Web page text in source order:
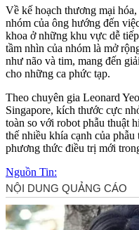
Về kế hoạch thương mại
nhóm của ông hướng đến
khoa ở những khu vực dễ
tầm nhìn của nhóm là mở
như não và tim, mang đến
cho những ca phức tạp.
Theo chuyên gia Leonard
Singapore, kích thước cực
toàn so với robot phẫu thuật
thế nhiều khía cạnh của
phương thức điều trị mới
Nguồn Tin: